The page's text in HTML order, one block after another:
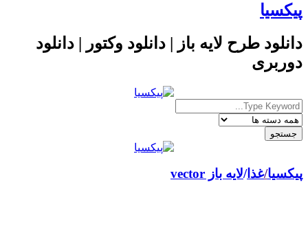
پیکسیا
دانلود طرح لایه باز | دانلود وکتور | دانلود
دوربری
پیکسیا/ لایه باز vector غذا